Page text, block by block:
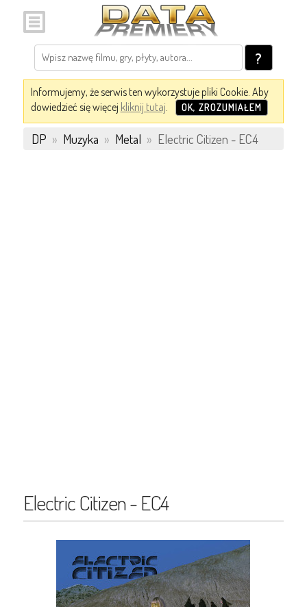
?
Informujemy, że serwis ten wykorzystuje pliki Cookie. Aby
dowiedzieć się więcej kliknij tutaj. OK, ZROZUMIAŁEM
DP » Muzyka » Metal » Electric Citizen - EC4
Electric Citizen - EC4